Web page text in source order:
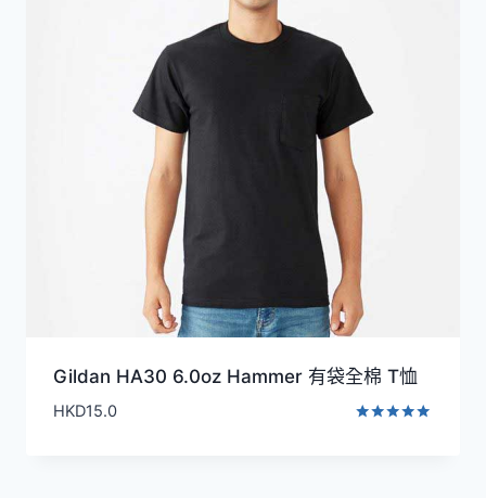
Gildan HA30 6.0oz Hammer 有袋全棉 T恤
HKD15.0